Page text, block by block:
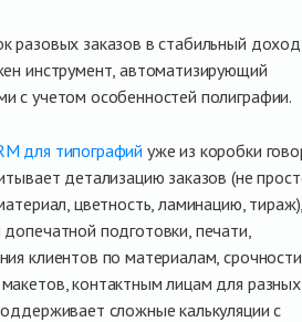
разовых заказов в стабильный
инструмент, автоматизирующий
с учетом особенностей полиграфии.
для типографий уже из коробки
детализацию заказов (не
цветность, ламинацию,
подготовки, печати,
клиентов по материалам,
контактным лицам для разных
сложные калькуляции с